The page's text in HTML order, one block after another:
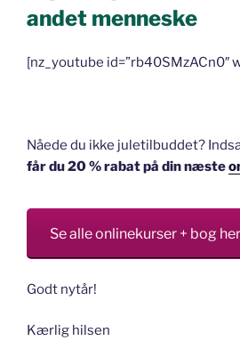
andet menneske
[nz_youtube id=”rb40SMzACn0″
Nåede du ikke juletilbuddet?
får du 20 % rabat på din næste
Se alle onlinekurser + bog her
Godt nytår!
Kærlig hilsen